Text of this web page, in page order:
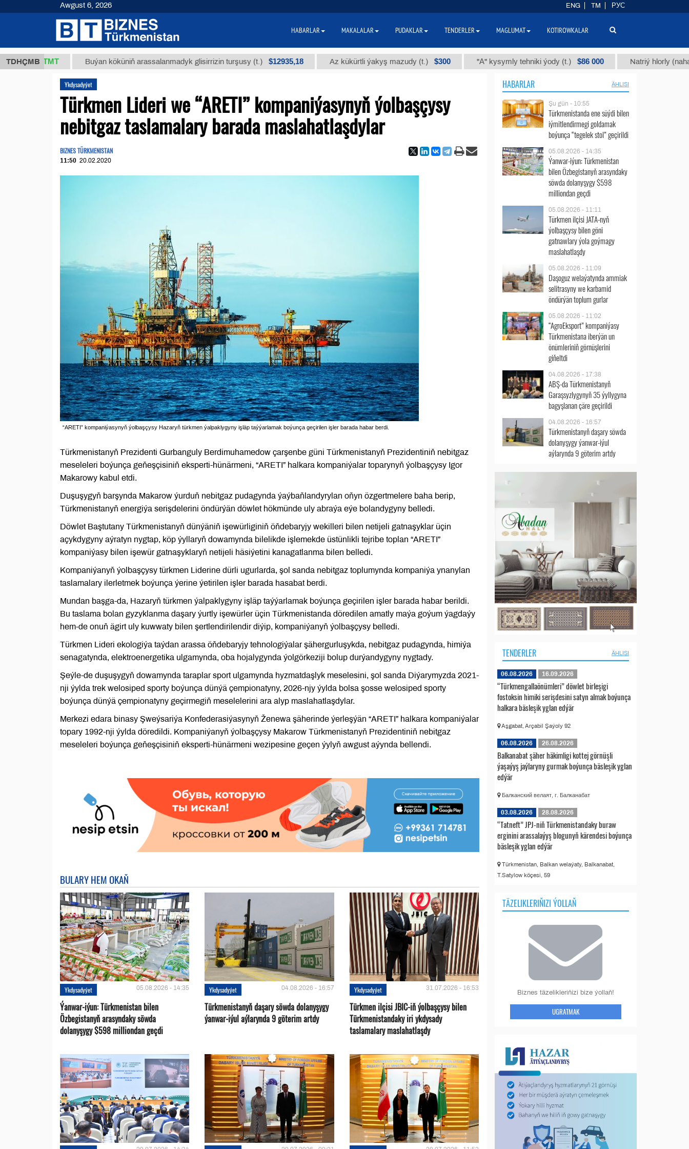
TDHÇMB
ТМТ Buýan köküniň arassalanmadyk glisirrizin turşusy (t.) $12935,18 Az kükürtli ýakyş mazudy (t.) $300 "А" kysymly tehniki ýody (t.) $86 000 Natriý hlorly (nahar
Ykdysadyýet
Türkmen Lideri we “ARETI” kompaniýasynyň ýolbaşçysy
nebitgaz taslamalary barada maslahatlaşdylar
BIZNES TÜRKMENISTAN
11:50 20.02.2020
“ARETI” kompaniýasynyň ýolbaşçysy Hazaryň türkmen ýalpaklygyny işläp taýýarlamak boýunça geçirilen işler barada habar berdi.
Türkmenistanyň Prezidenti Gurbanguly Berdimuhamedow çarşenbe güni Türkmenistanyň Prezidentiniň nebitgaz
meseleleri boýunça geňeşçisiniň eksperti-hünärmeni, “ARETI” halkara kompaniýalar toparynyň ýolbaşçysy Igor
Makarowy kabul etdi.
Duşuşygyň barşynda Makarow ýurduň nebitgaz pudagynda ýaýbaňlandyrylan oňyn özgertmelere baha berip,
Türkmenistanyň energiýa serişdelerini öndürýän döwlet hökmünde uly abraýa eýe bolandygyny belledi.
Döwlet Baştutany Türkmenistanyň dünýäniň işewürliginiň öňdebaryjy wekilleri bilen netijeli gatnaşyklar üçin
açykdygyny aýratyn nygtap, köp ýyllaryň dowamynda bilelikde işlemekde üstünlikli tejribe toplan “ARETI”
kompaniýasy bilen işewür gatnaşyklaryň netijeli häsiýetini kanagatlanma bilen belledi.
Kompaniýanyň ýolbaşçysy türkmen Liderine dürli ugurlarda, şol sanda nebitgaz toplumynda kompaniýa ynanylan
taslamalary ilerletmek boýunça ýerine ýetirilen işler barada hasabat berdi.
Mundan başga-da, Hazaryň türkmen ýalpaklygyny işläp taýýarlamak boýunça geçirilen işler barada habar berildi.
Bu taslama bolan gyzyklanma daşary ýurtly işewürler üçin Türkmenistanda döredilen amatly maýa goýum ýagdaýy
hem-de onuň ägirt uly kuwwaty bilen şertlendirilendir diýip, kompaniýanyň ýolbaşçysy belledi.
Türkmen Lideri ekologiýa taýdan arassa öňdebaryjy tehnologiýalar şähergurluşykda, nebitgaz pudagynda, himiýa
senagatynda, elektroenergetika ulgamynda, oba hojalygynda ýolgörkeziji bolup durýandygyny nygtady.
Şeýle-de duşuşygyň dowamynda taraplar sport ulgamynda hyzmatdaşlyk meselesini, şol sanda Diýarymyzda 2021-
nji ýylda trek welosiped sporty boýunça dünýä çempionatyny, 2026-njy ýylda bolsa şosse welosiped sporty
boýunça dünýä çempionatyny geçirmegiň meselelerini ara alyp maslahatlaşdylar.
Merkezi edara binasy Şweýsariýa Konfederasiýasynyň Ženewa şäherinde ýerleşýän “ARETI” halkara kompaniýalar
topary 1992-nji ýylda döredildi. Kompaniýanyň ýolbaşçysy Makarow Türkmenistanyň Prezidentiniň nebitgaz
meseleleri boýunça geňeşçisiniň eksperti-hünärmeni wezipesine geçen ýylyň awgust aýynda bellendi.
BULARY HEM OKAŇ
Ykdysadyýet 05.08.2026 - 14:35
Ýanwar-iýun: Türkmenistan bilen
Özbegistanyň arasyndaky söwda
dolanyşygy $598 milliondan geçdi
Ykdysadyýet 04.08.2026 - 16:57
Türkmenistanyň daşary söwda dolanyşygy
ýanwar-iýul aýlarynda 9 göterim artdy
Ykdysadyýet 31.07.2026 - 16:53
Türkmen ilçisi JBIC-iň ýolbaşçysy bilen
Türkmenistandaky iri ykdysady
taslamalary maslahatlaşdy
HABARLAR ÄHLISI
Şu gün - 10:55
Türkmenistanda ene süýdi bilen
iýmitlendirmegi goldamak
boýunça “tegelek stol” geçirildi
05.08.2026 - 14:35
Ýanwar-iýun: Türkmenistan
bilen Özbegistanyň arasyndaky
söwda dolanyşygy $598
milliondan geçdi
05.08.2026 - 11:11
Türkmen ilçisi JATA-nyň
ýolbaşçysy bilen göni
gatnawlary ýola goýmagy
maslahatlaşdy
05.08.2026 - 11:09
Daşoguz welaýatynda ammiak
selitrasyny we karbamid
öndürýän toplum gurlar
05.08.2026 - 11:02
“AgroEksport” kompaniýasy
Türkmenistana iberýän un
önümleriniň görnüşlerini
giňeltdi
04.08.2026 - 17:38
ABŞ-da Türkmenistanyň
Garaşsyzlygynyň 35 ýyllygyna
bagyşlanan çäre geçirildi
04.08.2026 - 16:57
Türkmenistanyň daşary söwda
dolanyşygy ýanwar-iýul
aýlarynda 9 göterim artdy
TENDERLER ÄHLISI
06.08.2026 16.09.2026
“Türkmengallaönümleri” döwlet birleşigi
fostoksin himiki serişdesini satyn almak boýunça
halkara bäsleşik yglan edýär
Aşgabat, Arçabil Şaýoly 92
06.08.2026 26.08.2026
Balkanabat şäher häkimligi kottej görnüşli
ýaşaýyş jaýlaryny gurmak boýunça bäsleşik yglan
edýär
Балканский велаят, г. Балканабат
03.08.2026 28.08.2026
“Tatneft” JPJ-niň Türkmenistandaky buraw
erginini arassalaýyş blogunyň kärendesi boýunça
bäsleşik yglan edýär
Türkmenistan, Balkan welaýaty, Balkanabat,
T.Satylow köçesi, 59
TÄZELIKLERIŇIZI ÝOLLAŇ
Biznes täzelikleriňizi bize ýollaň!
UGRATMAK
Awgust 6, 2026 ENG TM РУС
HABARLAR MAKALALAR PUDAKLAR TENDERLER MAGLUMAT KOTIROWKALAR